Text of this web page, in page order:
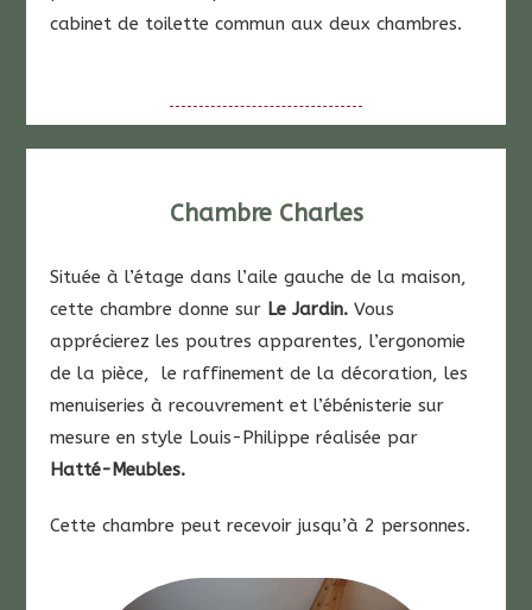
cabinet de toilette commun aux deux chambres.
Chambre Charles
Située à l’étage dans l’aile gauche de la maison,
cette chambre donne sur Le Jardin. Vous
apprécierez les poutres apparentes, l’ergonomie
de la pièce, le raffinement de la décoration, les
menuiseries à recouvrement et l’ébénisterie sur
mesure en style Louis-Philippe réalisée par
Hatté-Meubles.
Cette chambre peut recevoir jusqu’à 2 personnes.